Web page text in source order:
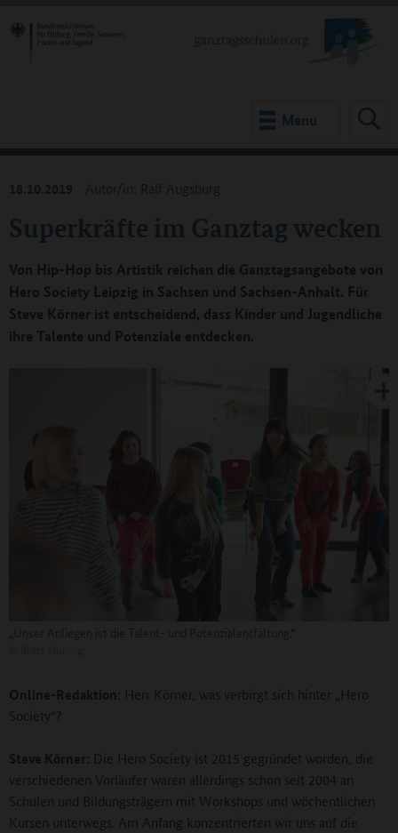
Menu
Superkräfte im Ganztag wecken
18.10.2019 Autor/in: Ralf Augsburg
Von Hip-Hop bis Artistik reichen die Ganztagsangebote von
Hero Society Leipzig in Sachsen und Sachsen-Anhalt. Für
Steve Körner ist entscheidend, dass Kinder und Jugendliche
ihre Talente und Potenziale entdecken.
Online-Redaktion: Herr Körner, was verbirgt sich hinter „Hero
Society“?
Steve Körner: Die Hero Society ist 2015 gegründet worden, die
verschiedenen Vorläufer waren allerdings schon seit 2004 an
Schulen und Bildungsträgern mit Workshops und wöchentlichen
Kursen unterwegs. Am Anfang konzentrierten wir uns auf die